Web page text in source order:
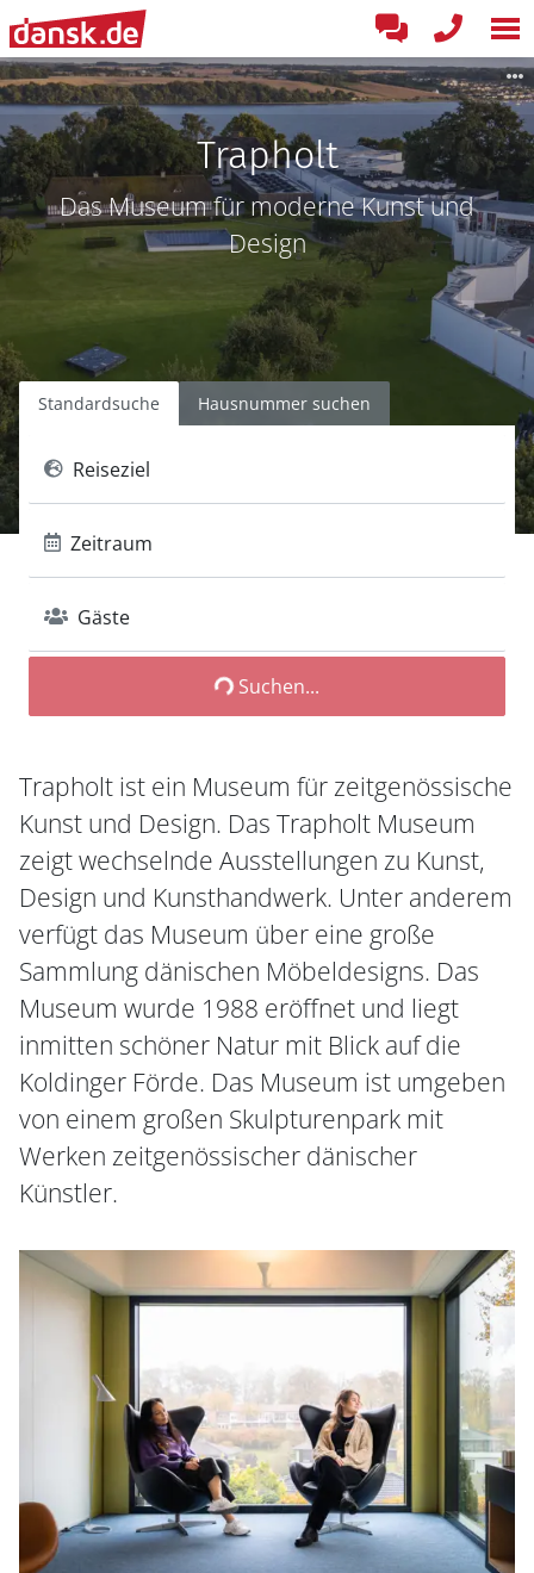
Trapholt
Das Museum für moderne Kunst und
Design
Standardsuche Hausnummer suchen
Reiseziel
Zeitraum
Gäste
Suchen...
Trapholt ist ein Museum für zeitgenössische
Kunst und Design. Das Trapholt Museum
zeigt wechselnde Ausstellungen zu Kunst,
Design und Kunsthandwerk. Unter anderem
verfügt das Museum über eine große
Sammlung dänischen Möbeldesigns. Das
Museum wurde 1988 eröffnet und liegt
inmitten schöner Natur mit Blick auf die
Koldinger Förde. Das Museum ist umgeben
von einem großen Skulpturenpark mit
Werken zeitgenössischer dänischer
Künstler.